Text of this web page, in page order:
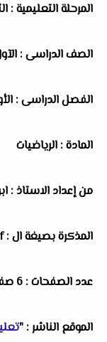
المرحلة التعليمية :
الصف الدراسى :
الفصل الدراسى :
المادة : الرياضيات
من إعداد الاستاذ :
المذكرة بصيغة ال : pdf
عدد الصفحات : 6 صفحات
الموقع الناشر : "